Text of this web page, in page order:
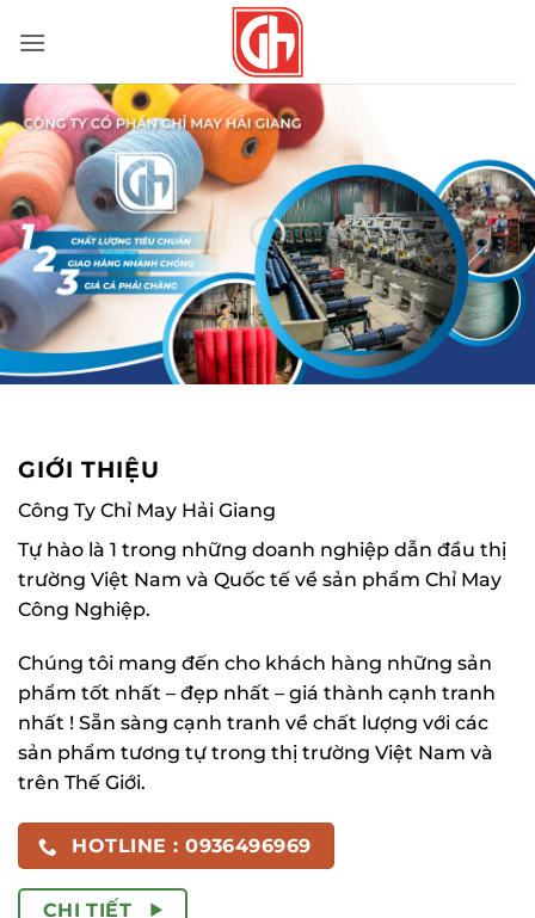
qua
dung
GIỚI THIỆU
Công Ty Chỉ May Hải Giang
Tự hào là 1 trong những doanh nghiệp dẫn đầu thị
trường Việt Nam và Quốc tế về sản phẩm Chỉ May
Công Nghiệp.
Chúng tôi mang đến cho khách hàng những sản
phẩm tốt nhất – đẹp nhất – giá thành cạnh tranh
nhất ! Sẵn sàng cạnh tranh về chất lượng với các
sản phẩm tương tự trong thị trường Việt Nam và
trên Thế Giới.
HOTLINE : 0936496969
CHI TIẾT